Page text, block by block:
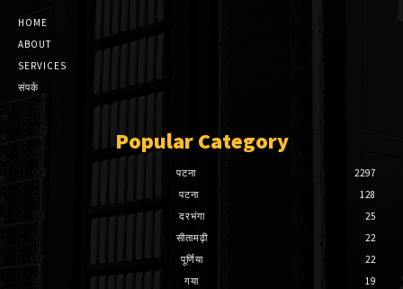
HOME
ABOUT
SERVICES
संपर्क
Popular Category
पटना
2297
पटना
128
दरभंगा
25
सीतामढ़ी
22
पूर्णिया
22
गया
19